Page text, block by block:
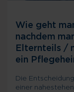
Wie geht
nachdem
Elternteils /
ein
Die
einer